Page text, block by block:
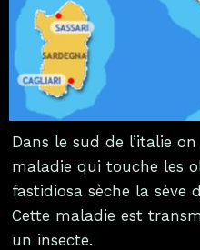
Dans le sud de l’italie
maladie qui touche les
fastidiosa sèche la sève
Cette maladie est
un insecte.